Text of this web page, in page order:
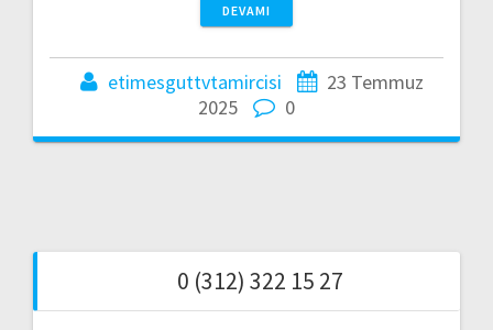
DEVAMI
etimesguttvtamircisi
23 Temmuz
2025
0
0 (312) 322 15 27